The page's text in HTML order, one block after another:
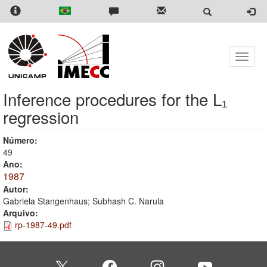
Skip
content
Toggle
Inference procedures for the L₁
regression
Número:
49
Ano:
1987
Autor:
Gabriela Stangenhaus; Subhash C. Narula
Arquivo:
rp-1987-49.pdf